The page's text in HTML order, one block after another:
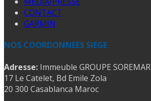
CONTACT
GARMIN
NOS COORDONNEES SIEGE
Adresse: Immeuble GROUPE SOREMAR
17 Le Catelet, Bd Emile Zola
20 300 Casablanca Maroc